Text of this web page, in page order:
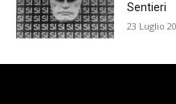
Sentieri
23 Luglio